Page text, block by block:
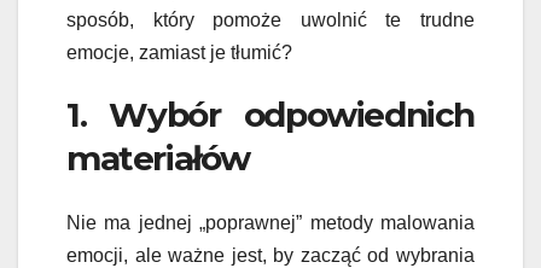
sposób, który pomoże uwolnić te trudne
emocje, zamiast je tłumić?
1. Wybór odpowiednich
materiałów
Nie ma jednej „poprawnej” metody malowania
emocji, ale ważne jest, by zacząć od wybrania